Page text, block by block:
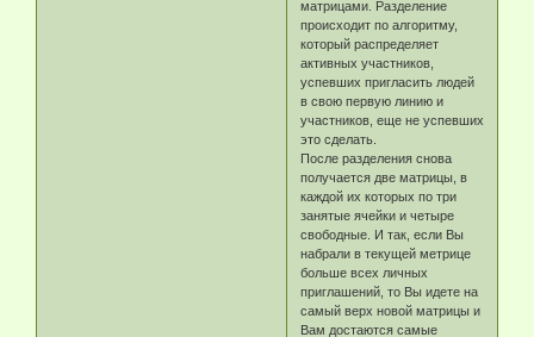
матрицами. Разделение
происходит по алгоритму,
который распределяет
активных участников,
успевших пригласить людей
в свою первую линию и
участников, еще не успевших
это сделать.
После разделения снова
получается две матрицы, в
каждой их которых по три
занятые ячейки и четыре
свободные. И так, если Вы
набрали в текущей метрице
больше всех личных
приглашений, то Вы идете на
самый верх новой матрицы и
Вам достаются самые